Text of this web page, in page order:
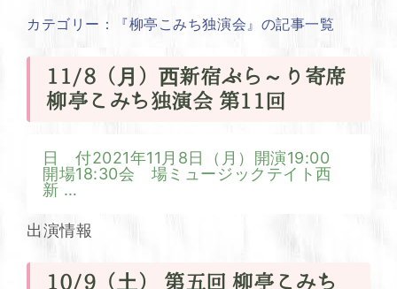
カテゴリー：『柳亭こみち独演会』の記事一覧
11/8（月）西新宿ぶら～り寄席
柳亭こみち独演会 第11回
日 付2021年11月8日（月）開演19:00
開場18:30会 場ミュージックテイト西
新 …
出演情報
10/9（土） 第五回 柳亭こみち